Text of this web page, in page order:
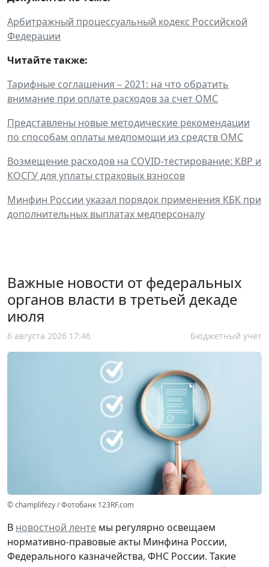
Арбитражный процессуальный кодекс Российской
Федерации
Читайте также:
Тарифные соглашения – 2021: на что обратить
внимание при оплате расходов за счет ОМС
Представлены новые методические рекомендации
по способам оплаты медпомощи из средств ОМС
Возмещение расходов на COVID-тестирование: КВР и
КОСГУ для уплаты страховых взносов
Минфин России указал порядок применения КБК при
дополнительных выплатах медперсоналу
Важные новости от федеральных
органов власти в третьей декаде
июля
6 августа 2026 17:46 Бюджетный учет
© champlifezy / Фотобанк 123RF.com
В новостной ленте мы регулярно освещаем
нормативно-правовые акты Минфина России,
Федерального казначейства, ФНС России. Такие